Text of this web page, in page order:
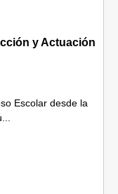
y Actuación
Escolar desde la